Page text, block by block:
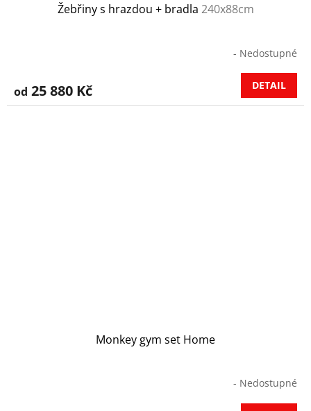
Žebřiny s hrazdou + bradla 240x88cm
- Nedostupné
od 25 880 Kč DETAIL
Monkey gym set Home
- Nedostupné